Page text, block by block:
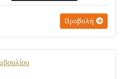
Προβολή